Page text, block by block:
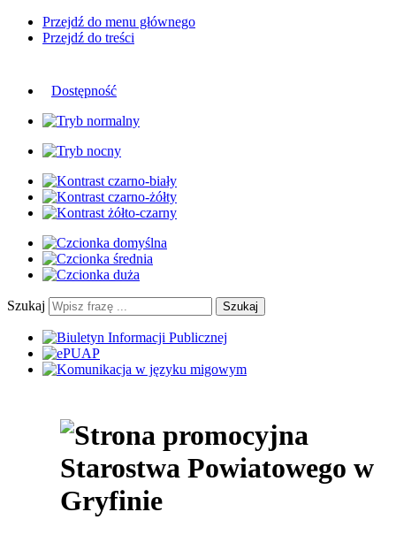
Przejdź do menu głównego
Przejdź do treści
Dostępność
Szukaj Szukaj